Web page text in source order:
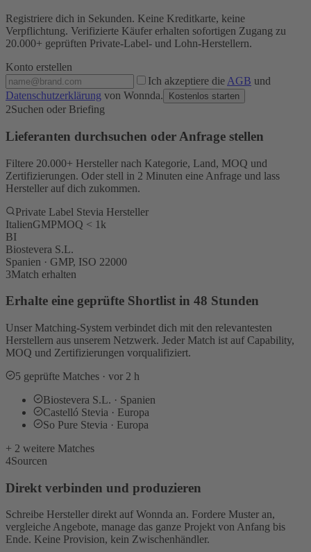
Registriere dich in Sekunden. Keine Kreditkarte, keine
Verpflichtung. Verifizierte Käufer erhalten sofortigen Zugang zu
20.000+ geprüften Private-Label- und Lohn-Herstellern.
Konto erstellen
Ich akzeptiere die AGB und
Datenschutzerklärung von Wonnda. Kostenlos starten
2Suchen oder Briefing
Lieferanten durchsuchen oder Anfrage stellen
Filtere 20.000+ Hersteller nach Kategorie, Land, MOQ und
Zertifizierungen. Oder stell in 2 Minuten eine Anfrage und lass
Hersteller auf dich zukommen.
Private Label Stevia Hersteller
ItalienGMPMOQ < 1k
BI
Biostevera S.L.
Spanien · GMP, ISO 22000
3Match erhalten
Erhalte eine geprüfte Shortlist in 48 Stunden
Unser Matching-System verbindet dich mit den relevantesten
Herstellern aus unserem Netzwerk. Jeder Match ist auf Capability,
MOQ und Zertifizierungen vorqualifiziert.
5 geprüfte Matches · vor 2 h
Biostevera S.L. · Spanien
Castelló Stevia · Europa
So Pure Stevia · Europa
+ 2 weitere Matches
4Sourcen
Direkt verbinden und produzieren
Schreibe Hersteller direkt auf Wonnda an. Fordere Muster an,
vergleiche Angebote, manage das ganze Projekt von Anfang bis
Ende. Keine Provision, kein Zwischenhändler.